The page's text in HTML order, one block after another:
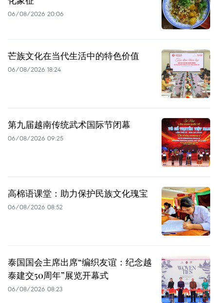
06/08/2026 20:06
芒族文化在当代生活中的特色价值
06/08/2026 18:24
第九届越南传统武术国际节闭幕
06/08/2026 09:25
高棉语课堂：助力保护民族文化瑰宝
06/08/2026 08:52
泰国国会主席出席“编织友谊：纪念越
泰建交50周年”展览开幕式
06/08/2026 08:23